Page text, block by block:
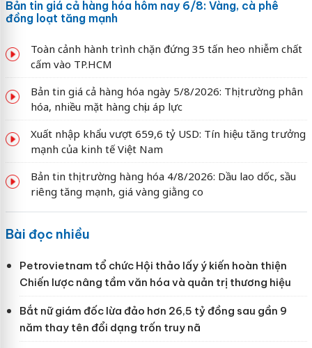
Bản tin giá cả hàng hóa hôm nay 6/8: Vàng, cà phê
đồng loạt tăng mạnh
Toàn cảnh hành trình chặn đứng 35 tấn heo nhiễm chất
cấm vào TP.HCM
Bản tin giá cả hàng hóa ngày 5/8/2026: Thị trường phân
hóa, nhiều mặt hàng chịu áp lực
Xuất nhập khẩu vượt 659,6 tỷ USD: Tín hiệu tăng trưởng
mạnh của kinh tế Việt Nam
Bản tin thị trường hàng hóa 4/8/2026: Dầu lao dốc, sầu
riêng tăng mạnh, giá vàng giằng co
Bài đọc nhiều
Petrovietnam tổ chức Hội thảo lấy ý kiến hoàn thiện
Chiến lược nâng tầm văn hóa và quản trị thương hiệu
Bắt nữ giám đốc lừa đảo hơn 26,5 tỷ đồng sau gần 9
năm thay tên đổi dạng trốn truy nã